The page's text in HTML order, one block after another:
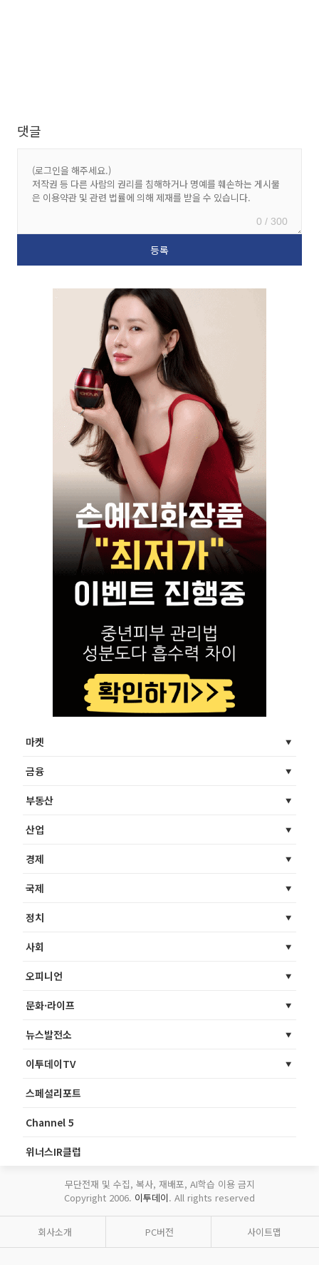
댓글
0 / 300
마켓
금융
부동산
산업
경제
국제
정치
사회
오피니언
문화·라이프
뉴스발전소
이투데이TV
스페셜리포트
Channel 5
위너스IR클럽
무단전재 및 수집, 복사, 재배포, AI학습 이용 금지
Copyright 2006. 이투데이. All rights reserved
회사소개 PC버전 사이트맵